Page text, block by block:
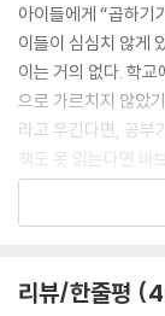
4부 등호(=)와 부
4-1. 등호(=): 수학
4-2. 등식의 종류
4-3. 방정식이란 무
4-4. 등식의 성질로
4-5. 복잡한 방정식
4-8. 부등호(＞, ＜,
아이들에게 “곱하기
이들이 심심치 않게
이는 거의 없다. 학
으로 가르치지 않았
라고 우긴다면, 공부
책도 못 읽는다면 바
아이가 나누기의 정
를 풀고 있다면 난
아이가 나누기 문장
리뷰/한줄평